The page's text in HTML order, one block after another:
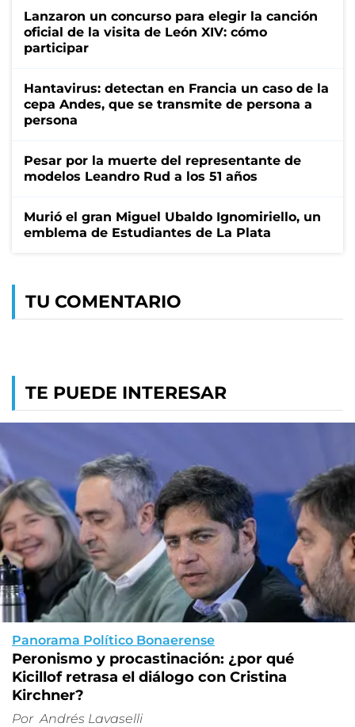
Lanzaron un concurso para elegir la canción
oficial de la visita de León XIV: cómo
participar
Hantavirus: detectan en Francia un caso de la
cepa Andes, que se transmite de persona a
persona
Pesar por la muerte del representante de
modelos Leandro Rud a los 51 años
Murió el gran Miguel Ubaldo Ignomiriello, un
emblema de Estudiantes de La Plata
TU COMENTARIO
TE PUEDE INTERESAR
Panorama Político Bonaerense
Peronismo y procastinación: ¿por qué
Kicillof retrasa el diálogo con Cristina
Kirchner?
Por Andrés Lavaselli